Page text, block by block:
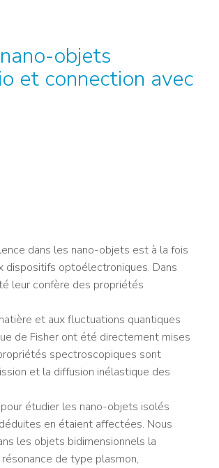
objets
et connection avec
dans les nano-objets est à la fois
dispositifs optoélectroniques. Dans
leur confère des propriétés
et aux fluctuations quantiques
de Fisher ont été directement mises
spectroscopiques sont
et la diffusion inélastique des
étudier les nano-objets isolés
en étaient affectées. Nous
les objets bidimensionnels la
de type plasmon,